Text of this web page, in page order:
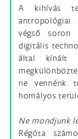
A kihívás
antropológiai.
végső soron
digitális
által kínált
ne vennénk
homályos
Ne mondjunk
Régóta